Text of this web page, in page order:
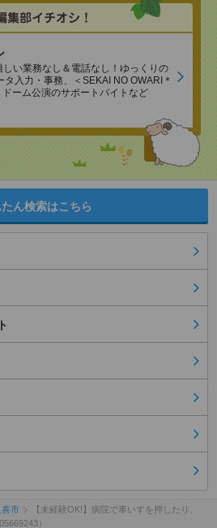
しい業務なし＆電話なし！ゆっくりの
タ入力・事務、＜SEKAI NO OWARI＊
ーム公演のサポートバイトなど
ん検索はこちら
喜市
【未経験OK!】病院で車いすを押したり、
）